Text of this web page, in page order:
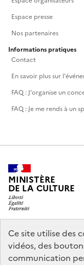
Ce site utilise des
vidéos, des
communication
Espace presse
Nos partenaires
Informations pratiques
Contact
En savoir plus sur
FAQ : J'organise un
FAQ : Je me rends à un
MINISTÈRE
DE LA CULTURE
legifrance.gouv.fr